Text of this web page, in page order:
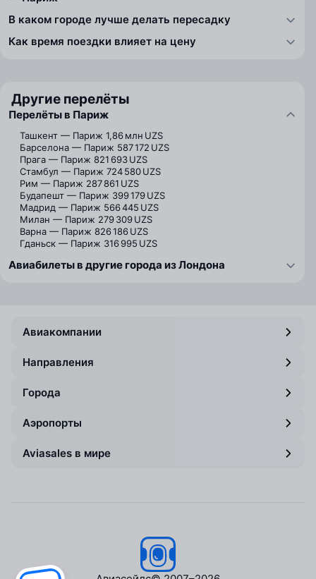
В каком городе лучше делать пересадку
Как время поездки влияет на цену
Другие перелёты
Перелёты в Париж
Ташкент — Париж 1,86 млн UZS
Барселона — Париж 587 172 UZS
Прага — Париж 821 693 UZS
Стамбул — Париж 724 580 UZS
Рим — Париж 287 861 UZS
Будапешт — Париж 399 179 UZS
Мадрид — Париж 566 445 UZS
Милан — Париж 279 309 UZS
Варна — Париж 826 186 UZS
Гданьск — Париж 316 995 UZS
Авиабилеты в другие города из Лондона
Авиакомпании
Направления
Города
Аэропорты
Aviasales в мире